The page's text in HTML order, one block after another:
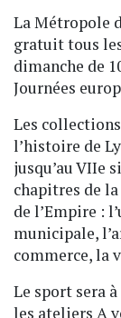
La Métropole
gratuit tous
dimanche de
Journées
Les
l’histoire de
jusqu’au VIIe
chapitres de
de l’Empire :
municipale,
commerce, la
Le sport sera
les ateliers A